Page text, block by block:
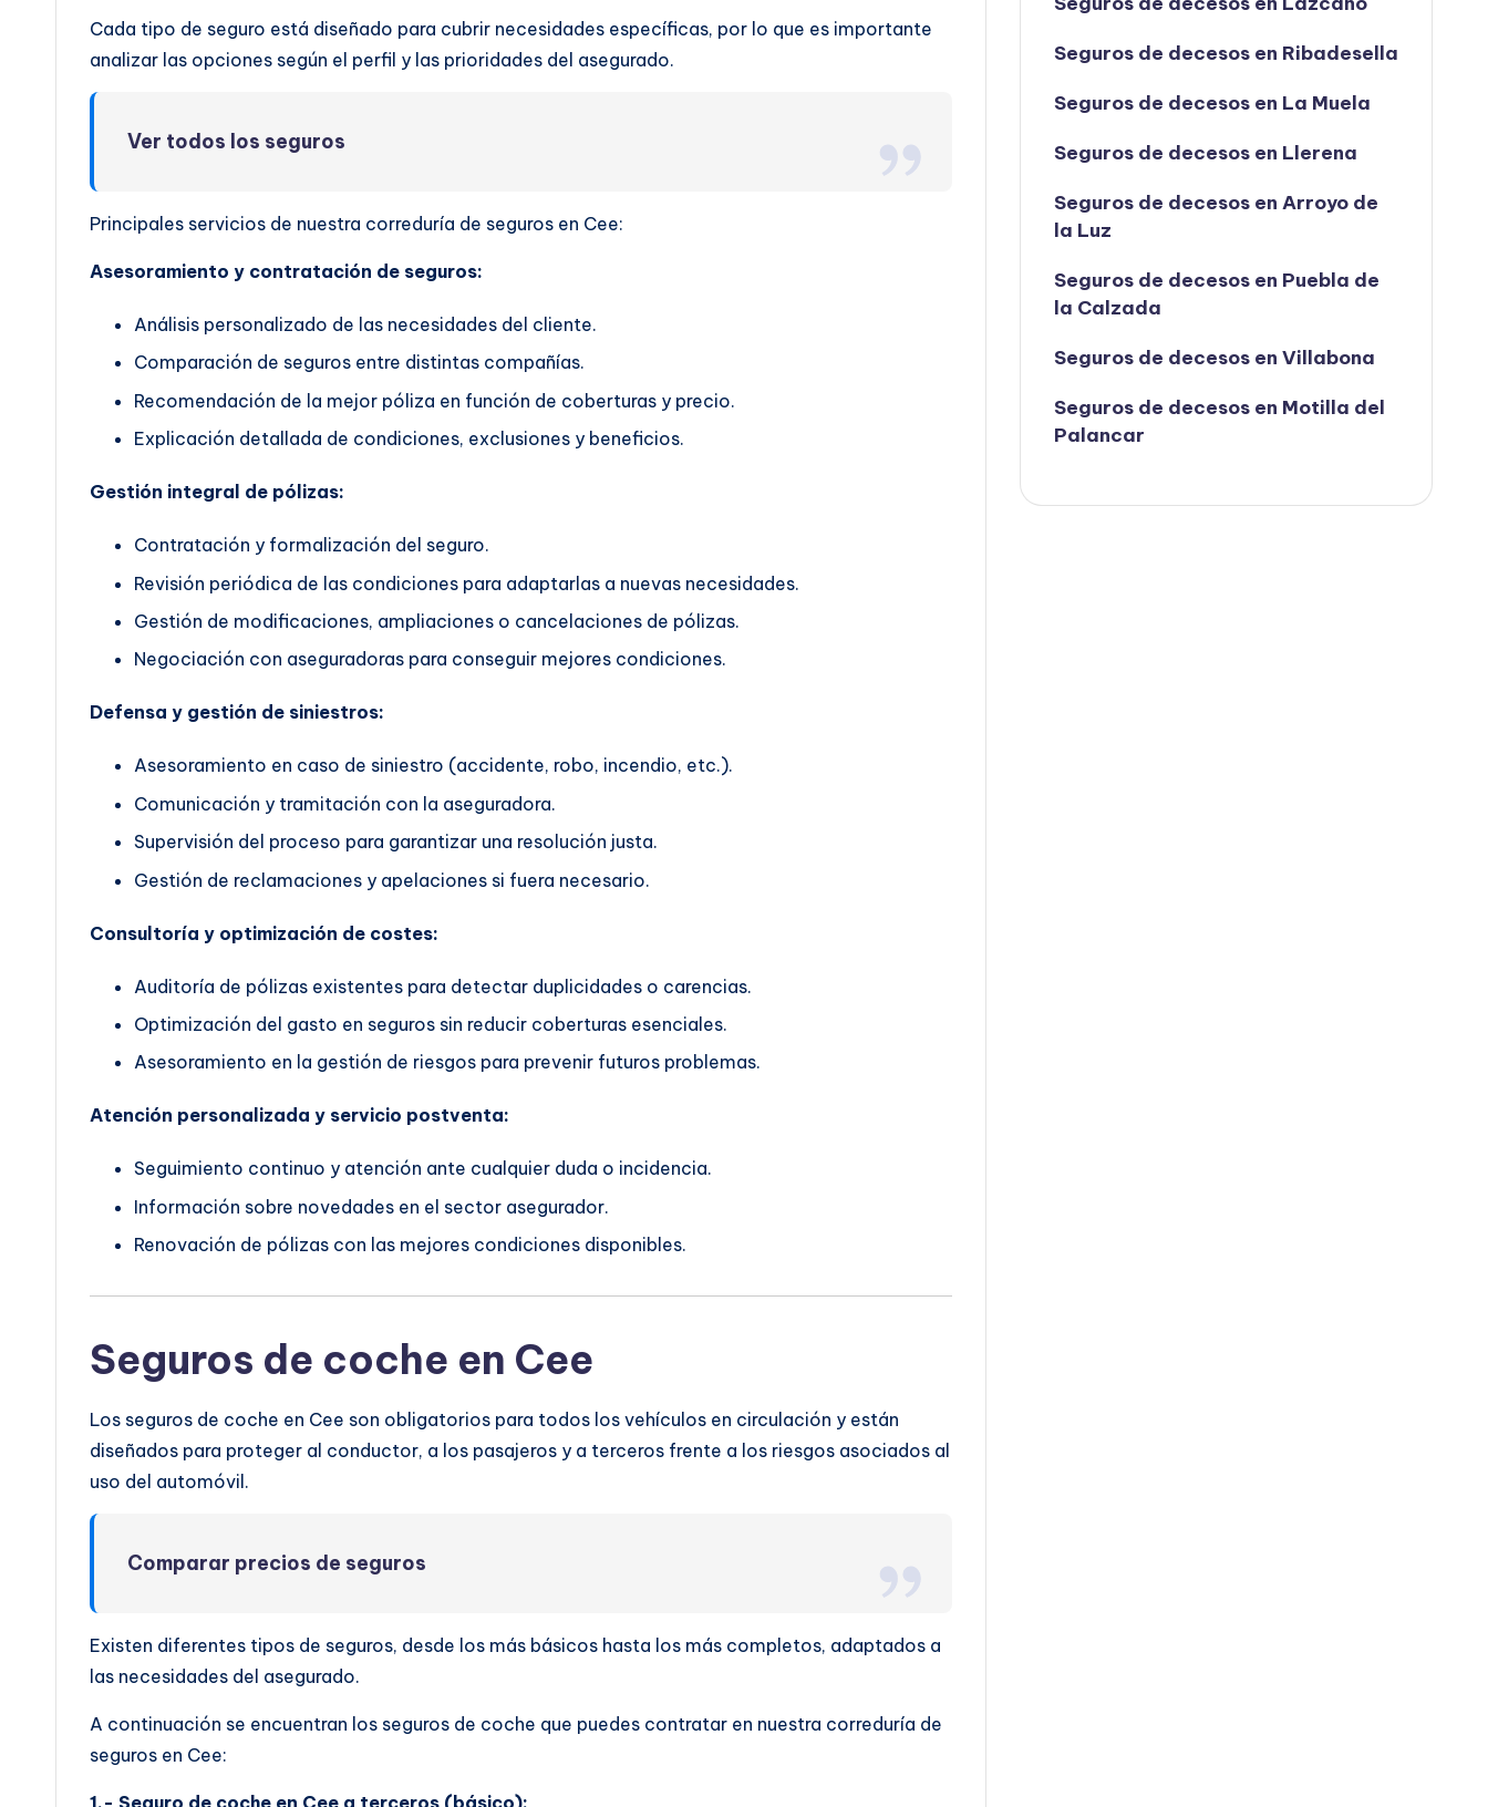
Cada tipo de seguro está diseñado para cubrir necesidades específicas, por lo que es importante
analizar las opciones según el perfil y las prioridades del asegurado.
Ver todos los seguros
Principales servicios de nuestra correduría de seguros en Cee:
Asesoramiento y contratación de seguros:
Análisis personalizado de las necesidades del cliente.
Comparación de seguros entre distintas compañías.
Recomendación de la mejor póliza en función de coberturas y precio.
Explicación detallada de condiciones, exclusiones y beneficios.
Gestión integral de pólizas:
Contratación y formalización del seguro.
Revisión periódica de las condiciones para adaptarlas a nuevas necesidades.
Gestión de modificaciones, ampliaciones o cancelaciones de pólizas.
Negociación con aseguradoras para conseguir mejores condiciones.
Defensa y gestión de siniestros:
Asesoramiento en caso de siniestro (accidente, robo, incendio, etc.).
Comunicación y tramitación con la aseguradora.
Supervisión del proceso para garantizar una resolución justa.
Gestión de reclamaciones y apelaciones si fuera necesario.
Consultoría y optimización de costes:
Auditoría de pólizas existentes para detectar duplicidades o carencias.
Optimización del gasto en seguros sin reducir coberturas esenciales.
Asesoramiento en la gestión de riesgos para prevenir futuros problemas.
Atención personalizada y servicio postventa:
Seguimiento continuo y atención ante cualquier duda o incidencia.
Información sobre novedades en el sector asegurador.
Renovación de pólizas con las mejores condiciones disponibles.
Seguros de coche en Cee
Los seguros de coche en Cee son obligatorios para todos los vehículos en circulación y están
diseñados para proteger al conductor, a los pasajeros y a terceros frente a los riesgos asociados al
uso del automóvil.
Comparar precios de seguros
Existen diferentes tipos de seguros, desde los más básicos hasta los más completos, adaptados a
las necesidades del asegurado.
A continuación se encuentran los seguros de coche que puedes contratar en nuestra correduría de
seguros en Cee:
Seguros de decesos en Ribadesella
Seguros de decesos en La Muela
Seguros de decesos en Llerena
Seguros de decesos en Arroyo de
la Luz
Seguros de decesos en Puebla de
la Calzada
Seguros de decesos en Villabona
Seguros de decesos en Motilla del
Palancar